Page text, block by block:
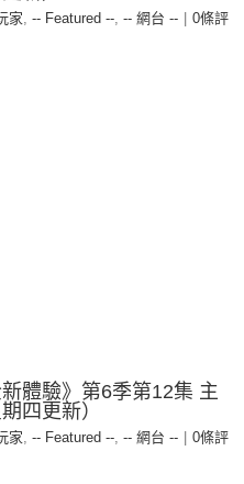
家, -- Featured --, -- 網台 --
0條評
體驗》第6季第12集 主
四更新）
家, -- Featured --, -- 網台 --
0條評